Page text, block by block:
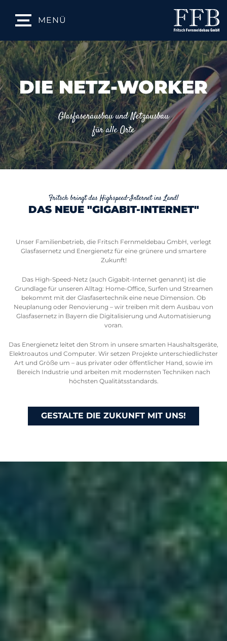
MENÜ
DIE NETZ-WORKER
Glasfaserausbau und Netzausbau
für alle Orte
Fritsch bringt das Highspeed-Internet ins Land!
DAS NEUE "GIGABIT-INTERNET"
Unser Familienbetrieb, die Fritsch Fernmeldebau GmbH, verlegt
Glasfasernetz und Energienetz für eine grünere und smartere
Zukunft!
Das High-Speed-Netz (auch Gigabit-Internet genannt) ist die
Grundlage für unseren Alltag: Home-Office, Surfen und Streamen
bekommt mit der Glasfasertechnik eine neue Dimension. Ob
Neuplanung oder Renovierung – wir treiben mit dem Ausbau von
Glasfasernetz in Bayern die Digitalisierung und Automatisierung
voran.
Das Energienetz leitet den Strom in unsere smarten Haushaltsgeräte,
Elektroautos und Computer. Wir setzen Projekte unterschiedlichster
Art und Größe um – aus privater oder öffentlicher Hand, sowie im
Bereich Industrie und arbeiten mit modernsten Techniken nach
höchsten Qualitätsstandards.
GESTALTE DIE ZUKUNFT MIT UNS!